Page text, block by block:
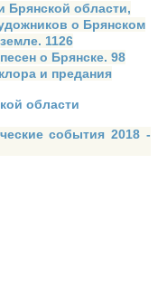
Брянской области,
о Брянском
1126
о Брянске. 98
и предания
области
события 2018 -